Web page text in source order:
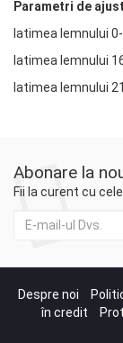
Parametri de
latimea lemnului
latimea lemnului
latimea lemnului
Abonare la
Fii la curent cu
Despre noi
în credit